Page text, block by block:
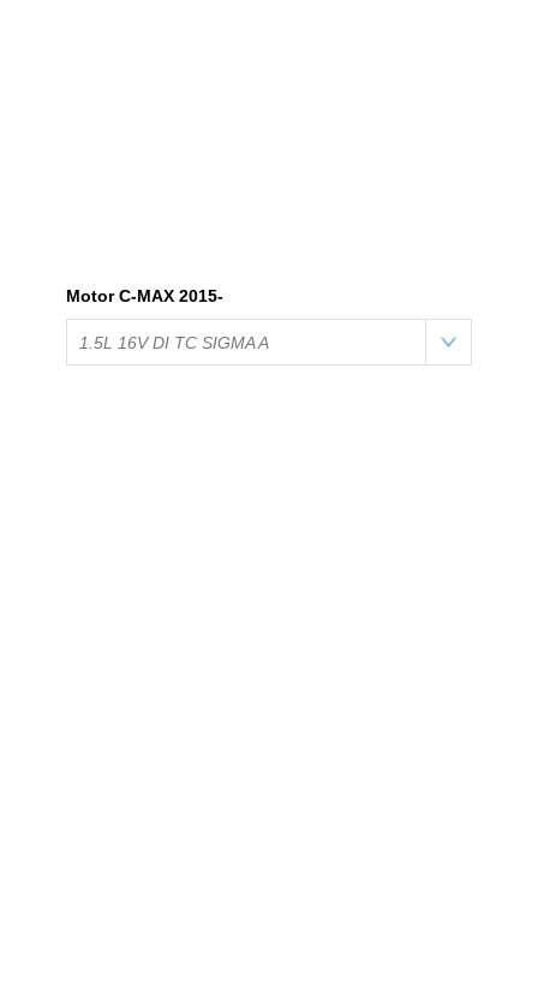
Motor C-MAX 2015-
1.5L 16V DI TC SIGMA A